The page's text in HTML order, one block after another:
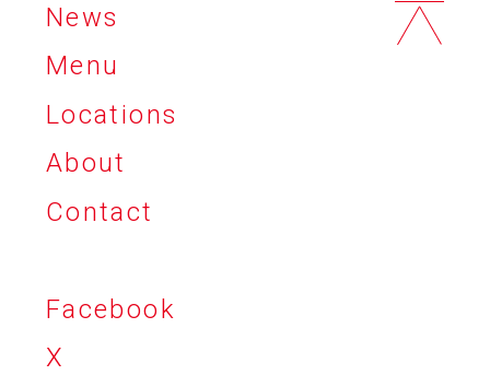
News
Menu
Locations
About
Contact
Facebook
X